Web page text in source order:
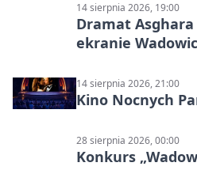
14 sierpnia 2026, 19:00
Dramat
ekranie
14 sierpnia 2026, 21:00
Kino Nocnych
28 sierpnia 2026, 00:00
Konkurs